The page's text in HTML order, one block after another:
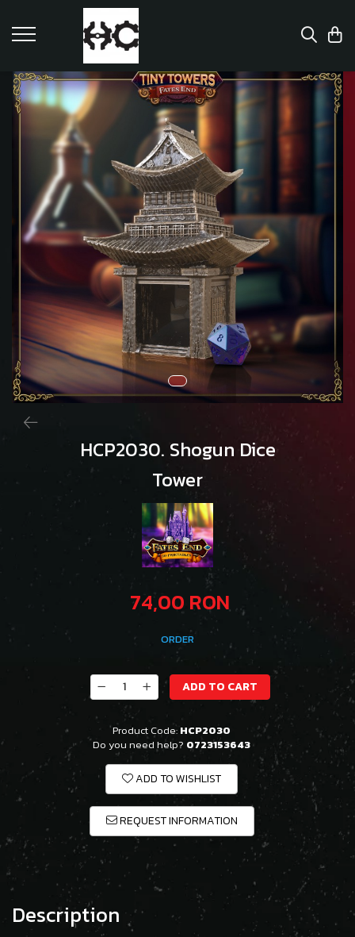
HCP2030. Shogun Dice
Tower
74,00 RON
ORDER
ADD TO CART
Product Code: HCP2030
Do you need help? 0723153643
ADD TO WISHLIST
REQUEST INFORMATION
Description